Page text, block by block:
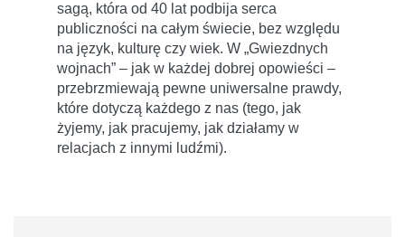
sagą, która od 40 lat podbija serca
publiczności na całym świecie, bez względu
na język, kulturę czy wiek. W „Gwiezdnych
wojnach” – jak w każdej dobrej opowieści –
przebrzmiewają pewne uniwersalne prawdy,
które dotyczą każdego z nas (tego, jak
żyjemy, jak pracujemy, jak działamy w
relacjach z innymi ludźmi).